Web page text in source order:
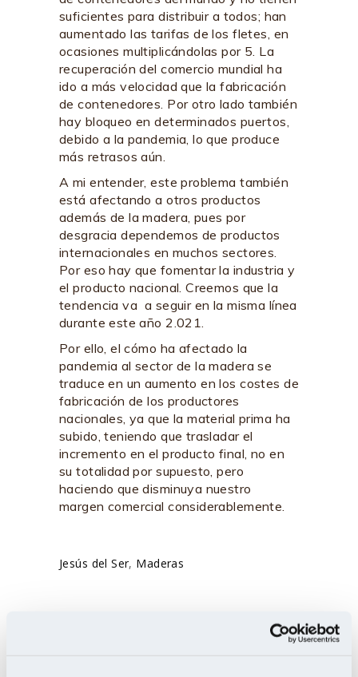
suficientes para distribuir a todos; han
aumentado las tarifas de los fletes, en
ocasiones multiplicándolas por 5. La
recuperación del comercio mundial ha
ido a más velocidad que la fabricación
de contenedores. Por otro lado también
hay bloqueo en determinados puertos,
debido a la pandemia, lo que produce
más retrasos aún.
A mi entender, este problema también
está afectando a otros productos
además de la madera, pues por
desgracia dependemos de productos
internacionales en muchos sectores.
Por eso hay que fomentar la industria y
el producto nacional. Creemos que la
tendencia va a seguir en la misma línea
durante este año 2.021.
Por ello, el cómo ha afectado la
pandemia al sector de la madera se
traduce en un aumento en los costes de
fabricación de los productores
nacionales, ya que la material prima ha
subido, teniendo que trasladar el
incremento en el producto final, no en
su totalidad por supuesto, pero
haciendo que disminuya nuestro
margen comercial considerablemente.
Jesús del Ser, Maderas